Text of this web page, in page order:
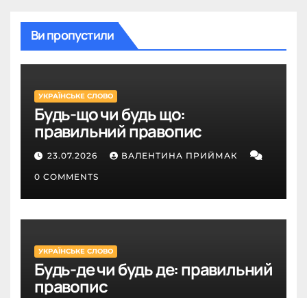
Ви пропустили
УКРАЇНСЬКЕ СЛОВО
Будь-що чи будь що:
правильний правопис
23.07.2026 ВАЛЕНТИНА ПРИЙМАК
0 COMMENTS
УКРАЇНСЬКЕ СЛОВО
Будь-де чи будь де: правильний
правопис